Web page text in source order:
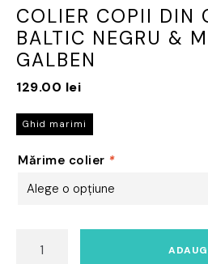
COLIER COPII DIN
BALTIC NEGRU &
GALBEN
129.00 lei
Ghid marimi
Mărime colier *
Colier